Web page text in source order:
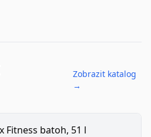
Zobrazit katalog
→